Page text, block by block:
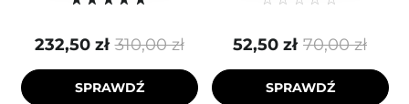
310,00 zł
232,50 zł
SPRAWDŹ
70,00 zł
52,50 zł
SPRAWDŹ